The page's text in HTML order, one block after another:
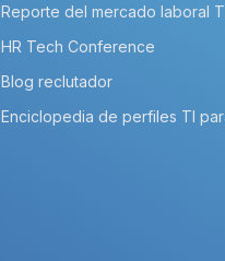
Reporte del mercado laboral
HR Tech Conference
Blog reclutador
Enciclopedia de perfiles TI